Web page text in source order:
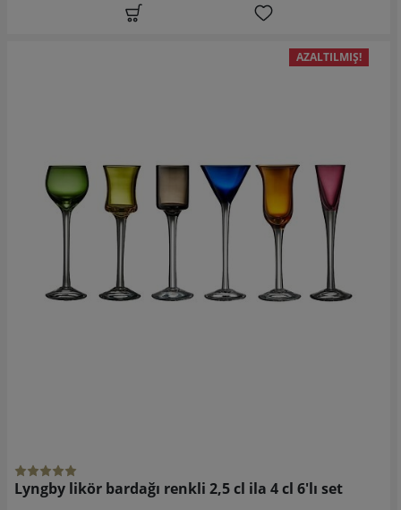
AZALTILMIŞ!
Lyngby likör bardağı renkli 2,5 cl ila 4 cl 6'lı set